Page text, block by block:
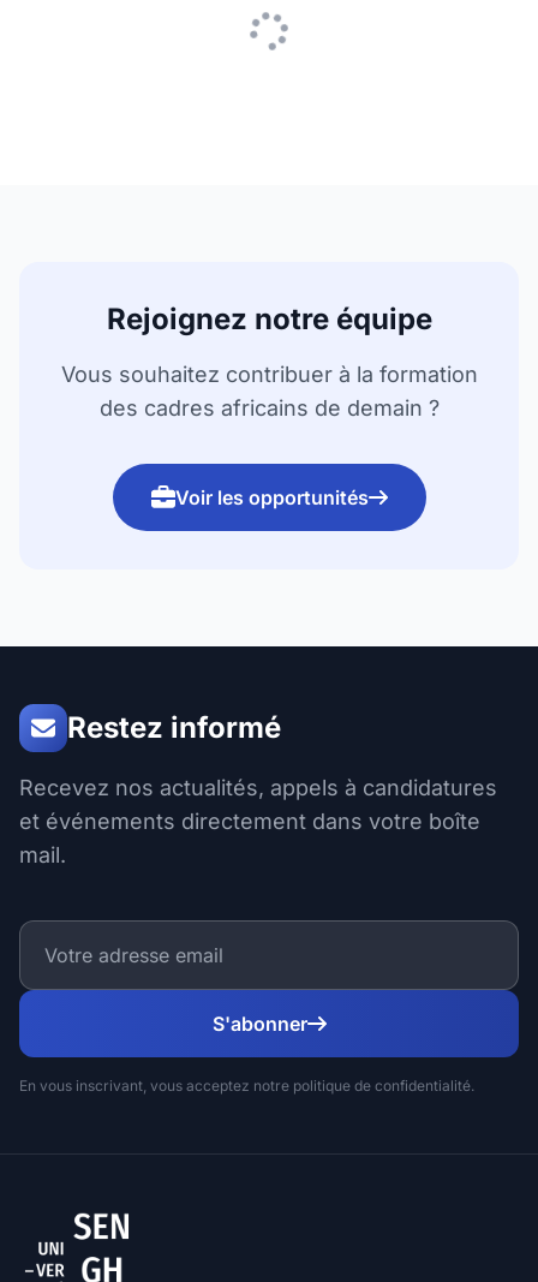
Rejoignez notre équipe
Vous souhaitez contribuer à la formation
des cadres africains de demain ?
Voir les opportunités
Restez informé
Recevez nos actualités, appels à candidatures
et événements directement dans votre boîte
mail.
S'abonner
En vous inscrivant, vous acceptez notre politique de confidentialité.